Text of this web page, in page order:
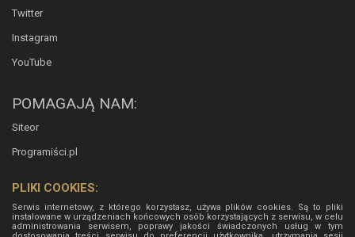
Twitter
Instagram
YouTube
POMAGAJĄ NAM:
Siteor
Programiści.pl
PLIKI COOKIES:
Serwis internetowy, z którego korzystasz, używa plików cookies. Są to pliki
instalowane w urządzeniach końcowych osób korzystających z serwisu, w celu
administrowania serwisem, poprawy jakości świadczonych usług w tym